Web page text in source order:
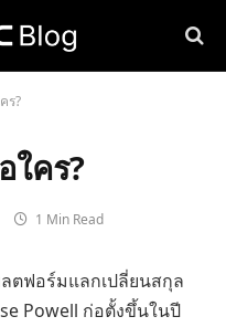
ร?
ใคร?
1 Min Read
ตฟอร์มแลกเปลี่ยนสกุล
Powell ก่อตั้งขึ้นในปี